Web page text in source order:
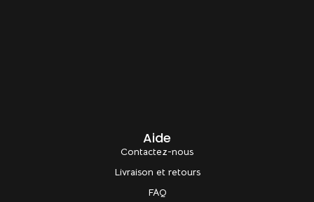
Aide
Contactez-nous
Livraison et retours
FAQ